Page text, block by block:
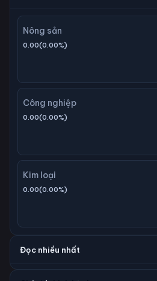
Nông sản
0.00(0.00%)
Công nghiệp
0.00(0.00%)
Kim loại
0.00(0.00%)
Đọc nhiều nhất